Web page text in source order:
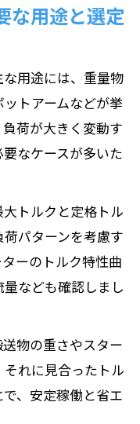
な用途と選定
用途には、重量物
トアームなどが挙
荷が大きく変動す
なケースが多いた
トルクと定格トル
パターンを考慮す
ーのトルク特性曲
なども確認しまし
物の重さやスター
れに見合ったトル
、安定稼働と省エ